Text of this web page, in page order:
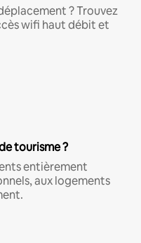
? Trouvez
wifi haut débit et
tourisme ?
entièrement
aux logements